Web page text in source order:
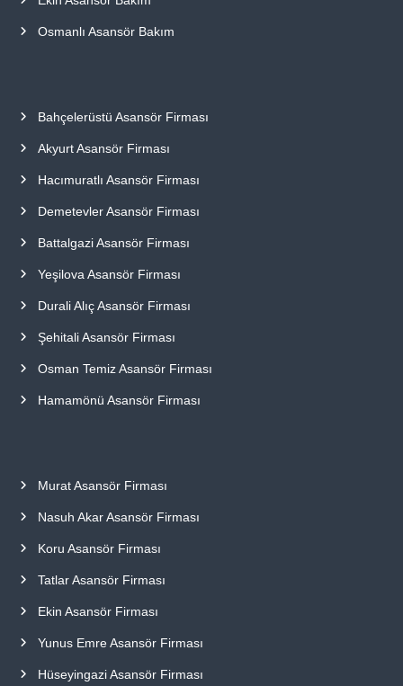
Osmanlı Asansör Bakım
Bahçelerüstü Asansör Firması
Akyurt Asansör Firması
Hacımuratlı Asansör Firması
Demetevler Asansör Firması
Battalgazi Asansör Firması
Yeşilova Asansör Firması
Durali Alıç Asansör Firması
Şehitali Asansör Firması
Osman Temiz Asansör Firması
Hamamönü Asansör Firması
Murat Asansör Firması
Nasuh Akar Asansör Firması
Koru Asansör Firması
Tatlar Asansör Firması
Ekin Asansör Firması
Yunus Emre Asansör Firması
Hüseyingazi Asansör Firması